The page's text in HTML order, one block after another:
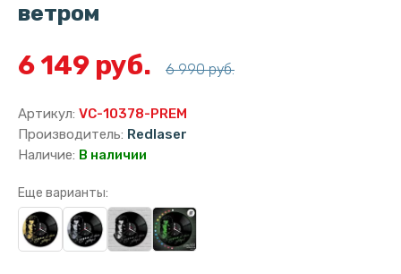
ветром
6 149 руб. 6 990 руб.
Артикул: VC-10378-PREM
Производитель: Redlaser
Наличие: В наличии
Еще варианты: